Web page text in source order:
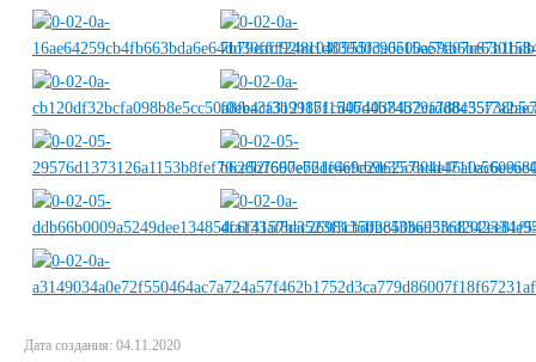
Дата создания: 04.11.2020